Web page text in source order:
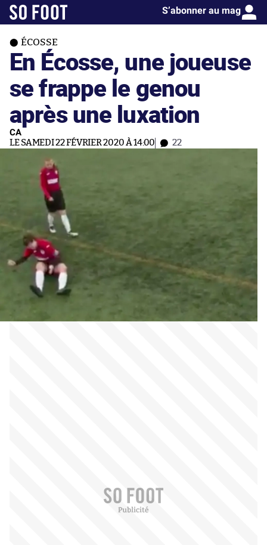
S’abonner au mag
ÉCOSSE
En Écosse, une joueuse
se frappe le genou
après une luxation
CA
LE SAMEDI 22 FÉVRIER 2020 À 14:00 22